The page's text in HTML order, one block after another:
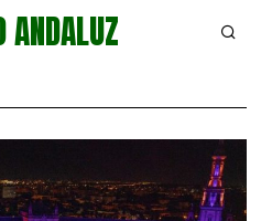
ANDALUZ